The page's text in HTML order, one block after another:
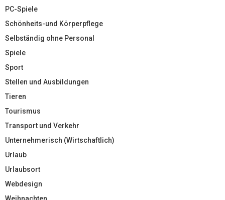
PC-Spiele
Schönheits-und Körperpflege
Selbständig ohne Personal
Spiele
Sport
Stellen und Ausbildungen
Tieren
Tourismus
Transport und Verkehr
Unternehmerisch (Wirtschaftlich)
Urlaub
Urlaubsort
Webdesign
Weihnachten